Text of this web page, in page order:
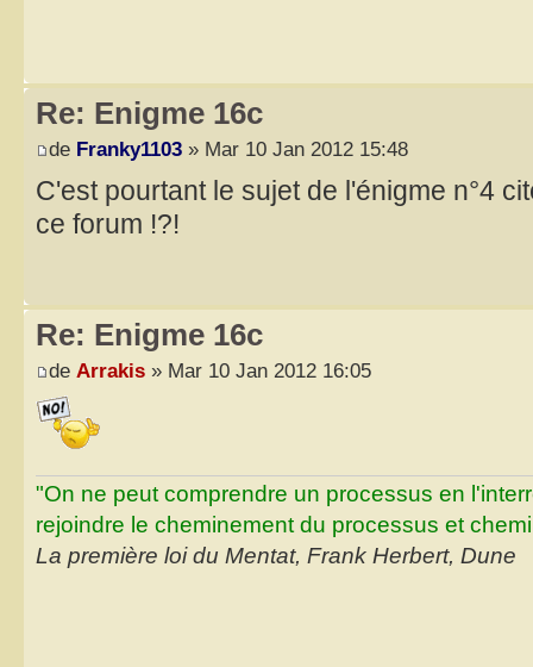
Re: Enigme 16c
de Franky1103 » Mar 10 Jan 2012 15:48
C'est pourtant le sujet de l'énigme n°4
ce forum !?!
Re: Enigme 16c
de Arrakis » Mar 10 Jan 2012 16:05
"On ne peut comprendre un processus en
rejoindre le cheminement du processus et
La première loi du Mentat, Frank Herbert, Dune